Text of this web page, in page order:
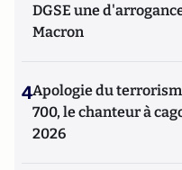
DGSE une
Macron
4Apologie du
700, le chanteur à
2026